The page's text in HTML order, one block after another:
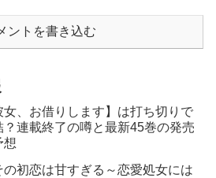
ントを書き込む
女、お借りします】は打ち切りで
？連載終了の噂と最新45巻の発売
想
の初恋は甘すぎる～恋愛処女には